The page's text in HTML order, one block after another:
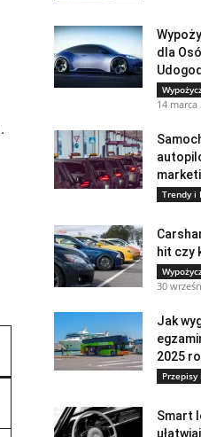
dla
14 marca
Trendy i
hit czy
30
Jak
2025
Smart